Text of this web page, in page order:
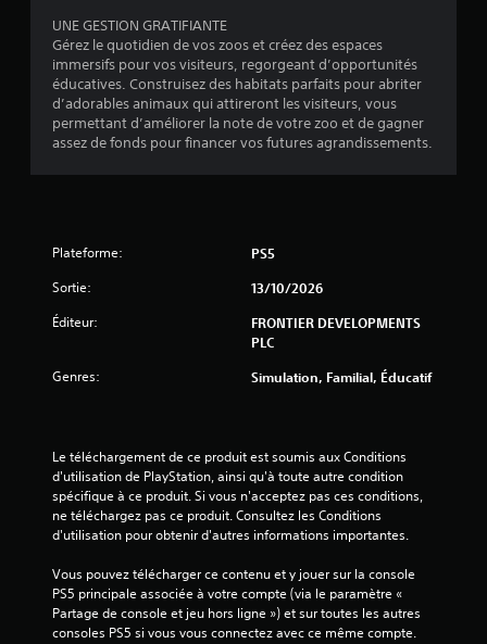
UNE GESTION GRATIFIANTE
Gérez le quotidien de vos zoos et créez des espaces
immersifs pour vos visiteurs, regorgeant d’opportunités
éducatives. Construisez des habitats parfaits pour abriter
d’adorables animaux qui attireront les visiteurs, vous
permettant d’améliorer la note de votre zoo et de gagner
assez de fonds pour financer vos futures agrandissements.
Plateforme: PS5
Sortie: 13/10/2026
Éditeur:
FRONTIER DEVELOPMENTS
PLC
Genres: Simulation, Familial, Éducatif
Le téléchargement de ce produit est soumis aux Conditions
d'utilisation de PlayStation, ainsi qu'à toute autre condition
spécifique à ce produit. Si vous n'acceptez pas ces conditions,
ne téléchargez pas ce produit. Consultez les Conditions
d'utilisation pour obtenir d'autres informations importantes.
Vous pouvez télécharger ce contenu et y jouer sur la console
PS5 principale associée à votre compte (via le paramètre «
Partage de console et jeu hors ligne ») et sur toutes les autres
consoles PS5 si vous vous connectez avec ce même compte.